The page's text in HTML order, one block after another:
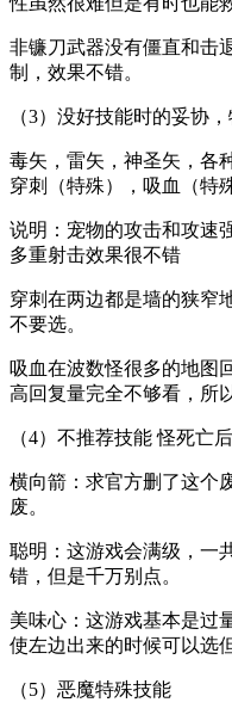
非镰刀武器没有僵直和击
制，效果不错。
（3）没好技能时的妥协
毒矢，雷矢，神圣矢，各
穿刺（特殊），吸血（特
说明：宠物的攻击和攻速
多重射击效果很不错
穿刺在两边都是墙的狭窄
不要选。
吸血在波数怪很多的地图
高回复量完全不够看，所
（4）不推荐技能 怪死亡
横向箭：求官方删了这个
废。
聪明：这游戏会满级，一
错，但是千万别点。
美味心：这游戏基本是过
使左边出来的时候可以选
（5）恶魔特殊技能